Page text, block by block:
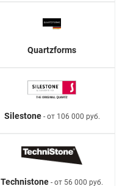
Quartzforms
Silestone- от 106 000 руб.
Technistone - от 56 000 руб.